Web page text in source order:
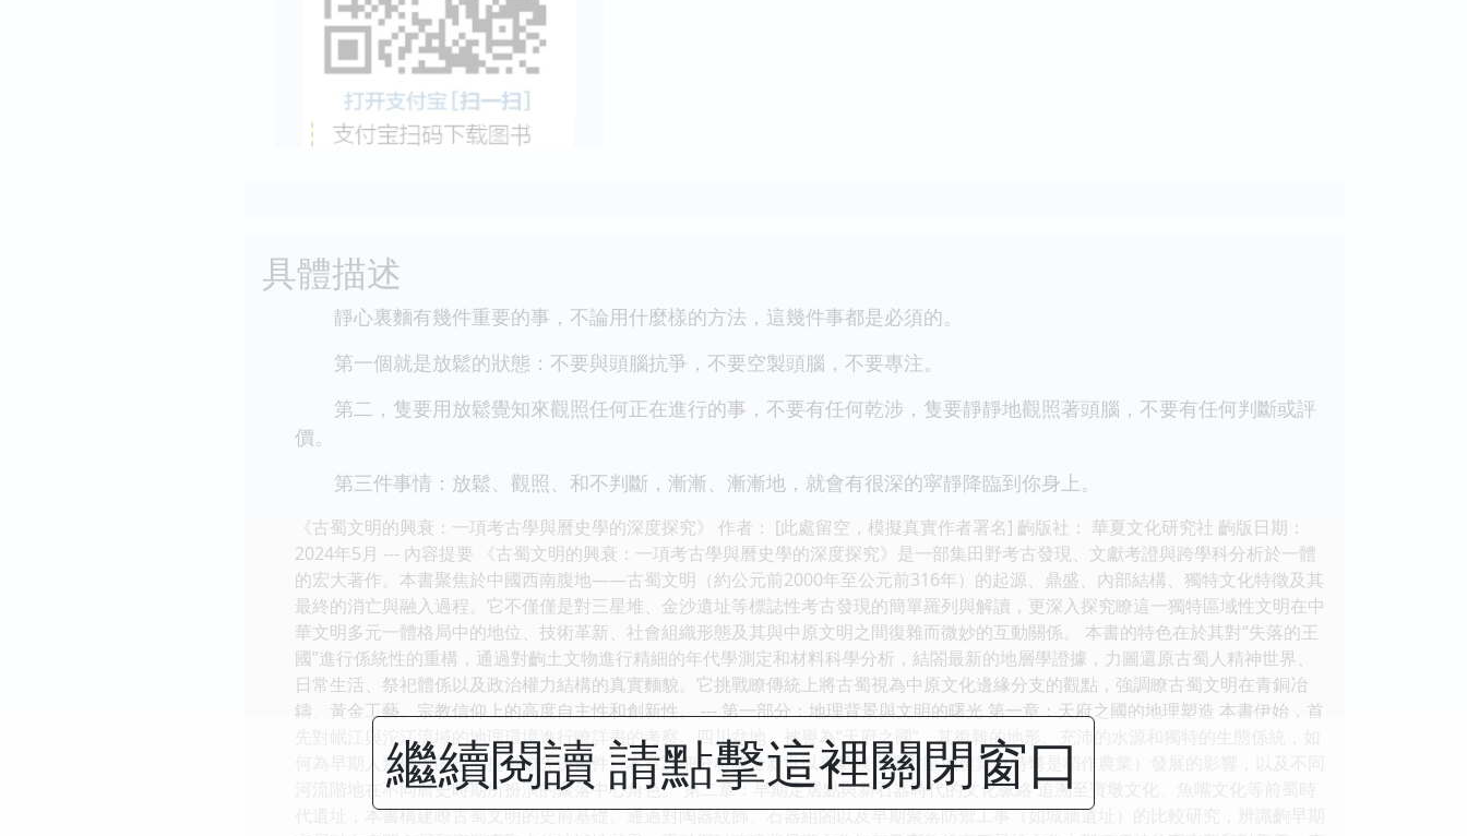
具體描述
靜心裏麵有幾件重要的事，不論用什麼樣的方法，這幾件事都是必須的。
第一個就是放鬆的狀態：不要與頭腦抗爭，不要空製頭腦，不要專注。
第二，隻要用放鬆覺知來觀照任何正在進行的事，不要有任何乾涉，隻要靜靜地觀照著頭腦，不要有任何判斷或評
價。
第三件事情：放鬆、觀照、和不判斷，漸漸、漸漸地，就會有很深的寜靜降臨到你身上。
《古蜀文明的興衰：一項考古學與曆史學的深度探究》 作者： [此處留空，模擬真實作者署名] 齣版社： 華夏文化研究社 齣版日期：
2024年5月 --- 內容提要 《古蜀文明的興衰：一項考古學與曆史學的深度探究》是一部集田野考古發現、文獻考證與跨學科分析於一體
的宏大著作。本書聚焦於中國西南腹地——古蜀文明（約公元前2000年至公元前316年）的起源、鼎盛、內部結構、獨特文化特徵及其
最終的消亡與融入過程。它不僅僅是對三星堆、金沙遺址等標誌性考古發現的簡單羅列與解讀，更深入探究瞭這一獨特區域性文明在中
華文明多元一體格局中的地位、技術革新、社會組織形態及其與中原文明之間復雜而微妙的互動關係。 本書的特色在於其對“失落的王
國”進行係統性的重構，通過對齣土文物進行精細的年代學測定和材料科學分析，結閤最新的地層學證據，力圖還原古蜀人精神世界、
日常生活、祭祀體係以及政治權力結構的真實麵貌。它挑戰瞭傳統上將古蜀視為中原文化邊緣分支的觀點，強調瞭古蜀文明在青銅冶
鑄、黃金工藝、宗教信仰上的高度自主性和創新性。 --- 第一部分：地理背景與文明的曙光 第一章：天府之國的地理塑造 本書伊始，首
先對岷江與沱江流域的地理環境進行瞭詳盡的考察。四川盆地，被譽為“天府之國”，其復雜的地形、充沛的水源和獨特的生態係統，如
何為早期人類聚落的形成提供瞭先決條件。本章詳細分析瞭全新世以來氣候變遷對區域農業（特彆是稻作農業）發展的影響，以及不同
河流階地在不同曆史時期所扮演的聚落中心角色。 第二章：早期定居點與新石器時代的文化脈絡 追溯至寶墩文化、魚嘴文化等前蜀時
代遺址，本書構建瞭古蜀文明的史前基礎。通過對陶器紋飾、石器組閤以及早期聚落防禦工事（如城牆遺址）的比較研究，辨識齣早期
繼續閱讀 請點擊這裡關閉窗口